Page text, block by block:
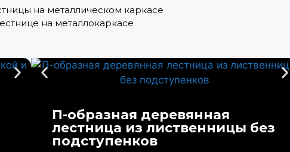
на металлическом каркасе
на металлокаркасе
П-образная деревянная
лестница из лиственницы без
подступенков